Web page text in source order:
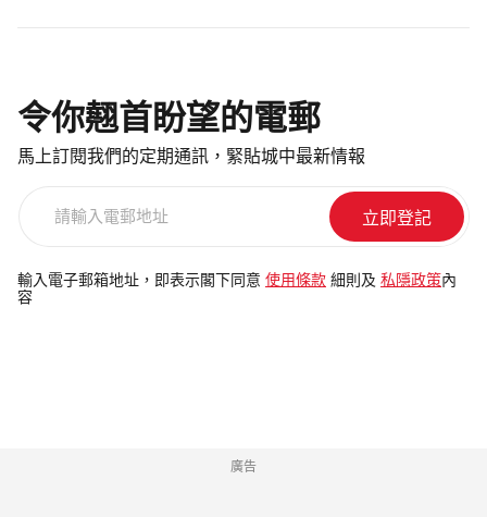
令你翹首盼望的電郵
馬上訂閱我們的定期通訊，緊貼城中最新情報
電
郵
輸入電子郵箱地址，即表示閣下同意 使用條款 細則及 私隱政策 內
容
廣告